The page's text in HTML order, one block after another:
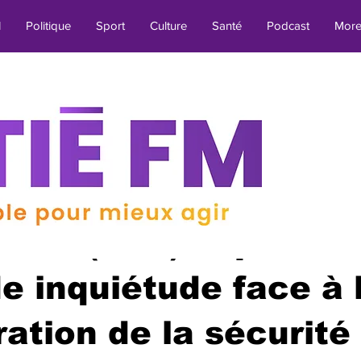
Politique Sport Culture Santé Podcast More
Insécurité
Transport Aktyalite an Kreyòl
Religion Environnement Culture & Loisirs
pour la
inquiétude face à
de la sécurité
1 min de lecture